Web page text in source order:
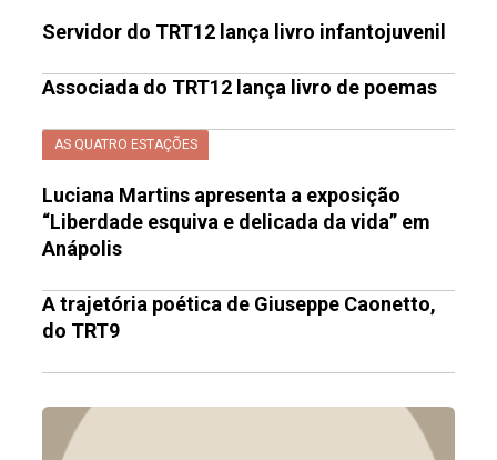
Servidor do TRT12 lança livro infantojuvenil
Associada do TRT12 lança livro de poemas
AS QUATRO ESTAÇÕES
Luciana Martins apresenta a exposição
“Liberdade esquiva e delicada da vida” em
Anápolis
A trajetória poética de Giuseppe Caonetto,
do TRT9